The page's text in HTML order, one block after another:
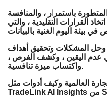
باستمرار ، والمنافسة
القرارات التقليدية ، والتي
وحل المشكلات وتحقيق أهداف
في عدم اليقين ، وكشف الفرص ،
واكتساب ميزة تنافسية.
العالمية وكيف أدوات مثل